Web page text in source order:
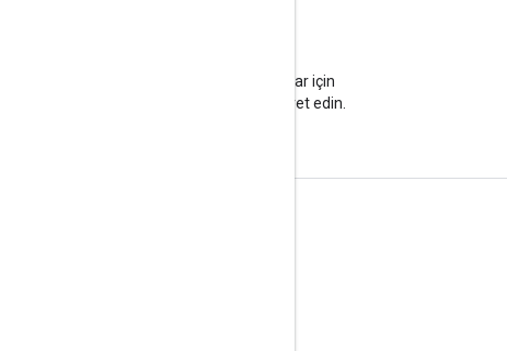
Önemli duyurular için
blogumuzu ziyaret edin.